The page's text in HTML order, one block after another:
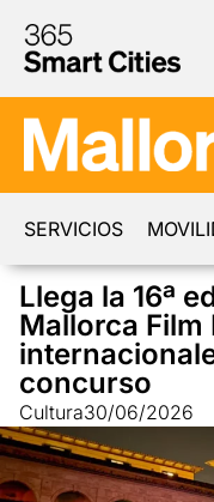
SERVICIOS
Llega la 16ª
Mallorca Film
concurso
Cultura30/06/2026